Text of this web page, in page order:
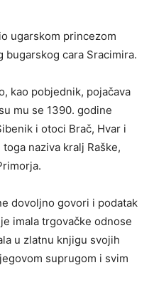
ugarskom princezom
cara Sracimira.
kao pobjednik, pojačava
mu se 1390. godine
i otoci Brač, Hvar i
naziva kralj Raške,
dovoljno govori i podatak
imala trgovačke odnose
u zlatnu knjigu svojih
suprugom i svim